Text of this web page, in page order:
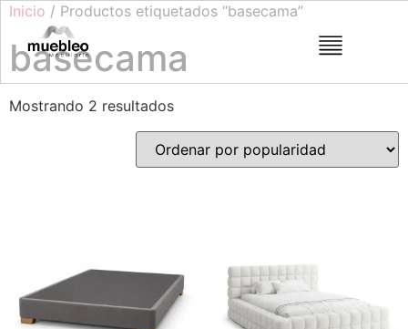
Inicio / Productos etiquetados “basecama”
basecama
Mostrando 2 resultados